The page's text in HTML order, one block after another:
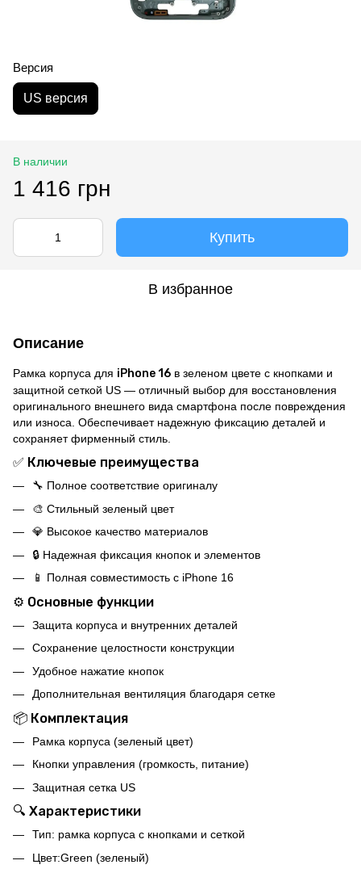
Версия
US версия
В наличии
1 416 грн
Купить
В избранное
Описание
Рамка корпуса для iPhone 16 в зеленом цвете с кнопками и
защитной сеткой US — отличный выбор для восстановления
оригинального внешнего вида смартфона после повреждения
или износа. Обеспечивает надежную фиксацию деталей и
сохраняет фирменный стиль.
✅ Ключевые преимущества
🔧 Полное соответствие оригиналу
🎨 Стильный зеленый цвет
💎 Высокое качество материалов
🔒 Надежная фиксация кнопок и элементов
📱 Полная совместимость с iPhone 16
⚙️ Основные функции
Защита корпуса и внутренних деталей
Сохранение целостности конструкции
Удобное нажатие кнопок
Дополнительная вентиляция благодаря сетке
📦 Комплектация
Рамка корпуса (зеленый цвет)
Кнопки управления (громкость, питание)
Защитная сетка US
🔍 Характеристики
Тип: рамка корпуса с кнопками и сеткой
Цвет:Green (зеленый)